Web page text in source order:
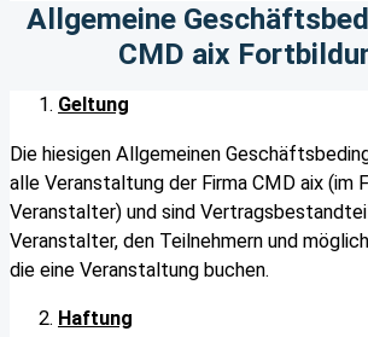
Allgemeine
CMD aix
Geltung
Die hiesigen Allgemeinen
alle Veranstaltung der Firma CMD aix (im
Veranstalter) und sind
Veranstalter, den Teilnehmern und
die eine Veranstaltung buchen.
Haftung